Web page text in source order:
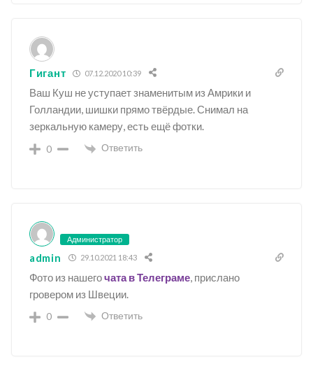
Гигант 07.12.2020 10:39
Ваш Куш не уступает знаменитым из Амрики и
Голландии, шишки прямо твёрдые. Снимал на
зеркальную камеру, есть ещё фотки.
0 Ответить
Администратор
admin 29.10.2021 18:43
Фото из нашегочата в Телеграме, прислано
гровером из Швеции.
0 Ответить